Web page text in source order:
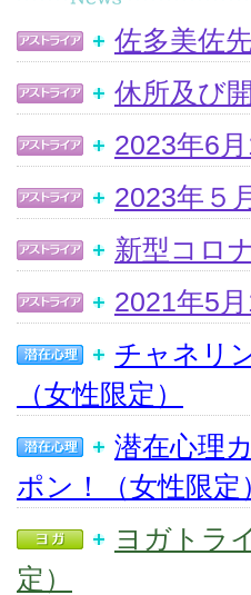
佐多美佐
休所及び
2023年6
2023年５
新型コロ
2021年5
チャネリ
（女性限定）
潜在心理
ポン！（女性限定
ヨガトラ
定）